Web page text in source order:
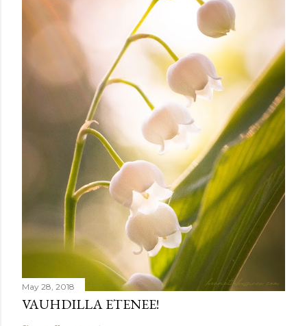
May 28, 2018
VAUHDILLA ETENEE!